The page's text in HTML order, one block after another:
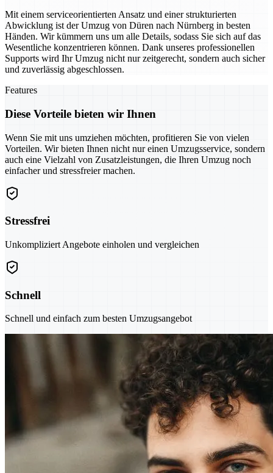
Mit einem serviceorientierten Ansatz und einer strukturierten
Abwicklung ist der Umzug von Düren nach Nürnberg in besten
Händen. Wir kümmern uns um alle Details, sodass Sie sich auf das
Wesentliche konzentrieren können. Dank unseres professionellen
Supports wird Ihr Umzug nicht nur zeitgerecht, sondern auch sicher
und zuverlässig abgeschlossen.
Features
Diese Vorteile bieten wir Ihnen
Wenn Sie mit uns umziehen möchten, profitieren Sie von vielen
Vorteilen. Wir bieten Ihnen nicht nur einen Umzugsservice, sondern
auch eine Vielzahl von Zusatzleistungen, die Ihren Umzug noch
einfacher und stressfreier machen.
Stressfrei
Unkompliziert Angebote einholen und vergleichen
Schnell
Schnell und einfach zum besten Umzugsangebot